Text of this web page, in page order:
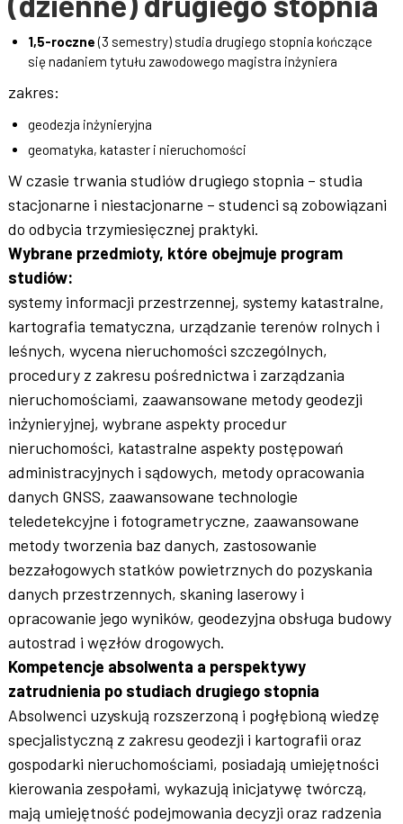
1,5-roczne(3 semestry) studia drugiego stopnia kończące
się nadaniem tytułu zawodowego magistra inżyniera
zakres:
geodezja inżynieryjna
geomatyka, kataster i nieruchomości
W czasie trwania studiów drugiego stopnia – studia
stacjonarne i niestacjonarne – studenci są zobowiązani
do odbycia trzymiesięcznej praktyki.
Wybrane przedmioty, które obejmuje program
studiów:
systemy informacji przestrzennej, systemy katastralne,
kartografia tematyczna, urządzanie terenów rolnych i
leśnych, wycena nieruchomości szczególnych,
procedury z zakresu pośrednictwa i zarządzania
nieruchomościami, zaawansowane metody geodezji
inżynieryjnej, wybrane aspekty procedur
nieruchomości, katastralne aspekty postępowań
administracyjnych i sądowych, metody opracowania
danych GNSS, zaawansowane technologie
teledetekcyjne i fotogrametryczne, zaawansowane
metody tworzenia baz danych, zastosowanie
bezzałogowych statków powietrznych do pozyskania
danych przestrzennych, skaning laserowy i
opracowanie jego wyników, geodezyjna obsługa budowy
autostrad i węzłów drogowych.
Kompetencje absolwenta a perspektywy
zatrudnienia po studiach drugiego stopnia
Absolwenci uzyskują rozszerzoną i pogłębioną wiedzę
specjalistyczną z zakresu geodezji i kartografii oraz
gospodarki nieruchomościami, posiadają umiejętności
kierowania zespołami, wykazują inicjatywę twórczą,
mają umiejętność podejmowania decyzji oraz radzenia